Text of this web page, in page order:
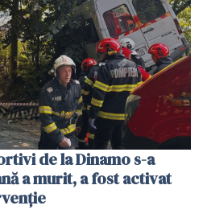
de la Dinamo s-a
a murit, a fost activat